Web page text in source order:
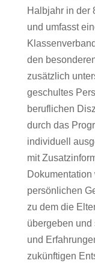
Halbjahr in der
und umfasst
den
zusätzlich
geschultes
beruflichen
durch das
individuell
mit
persönlichen
zu dem die
übergeben
und
zukünftigen